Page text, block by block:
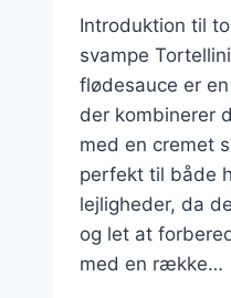
Introduktion til
svampe
flødesauce er
der kombinerer
med en cremet
perfekt til både
lejligheder, da
og let at
med en række…